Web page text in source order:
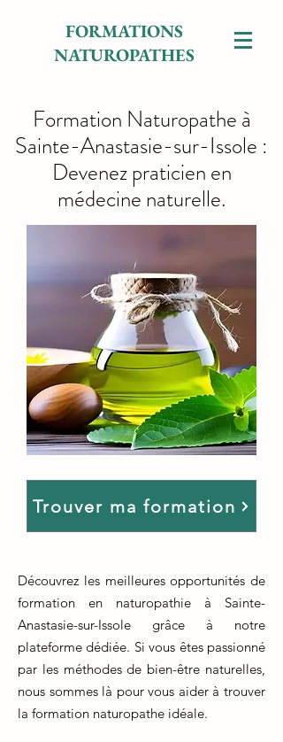
FORMATIONS
NATUROPATHES
Formation Naturopathe à
Sainte-Anastasie-sur-Issole :
Devenez praticien en
médecine naturelle.
Trouver ma formation
Découvrez les meilleures opportunités de
formation en naturopathie à Sainte-
Anastasie-sur-Issole grâce à notre
plateforme dédiée. Si vous êtes passionné
par les méthodes de bien-être naturelles,
nous sommes là pour vous aider à trouver
la formation naturopathe idéale.